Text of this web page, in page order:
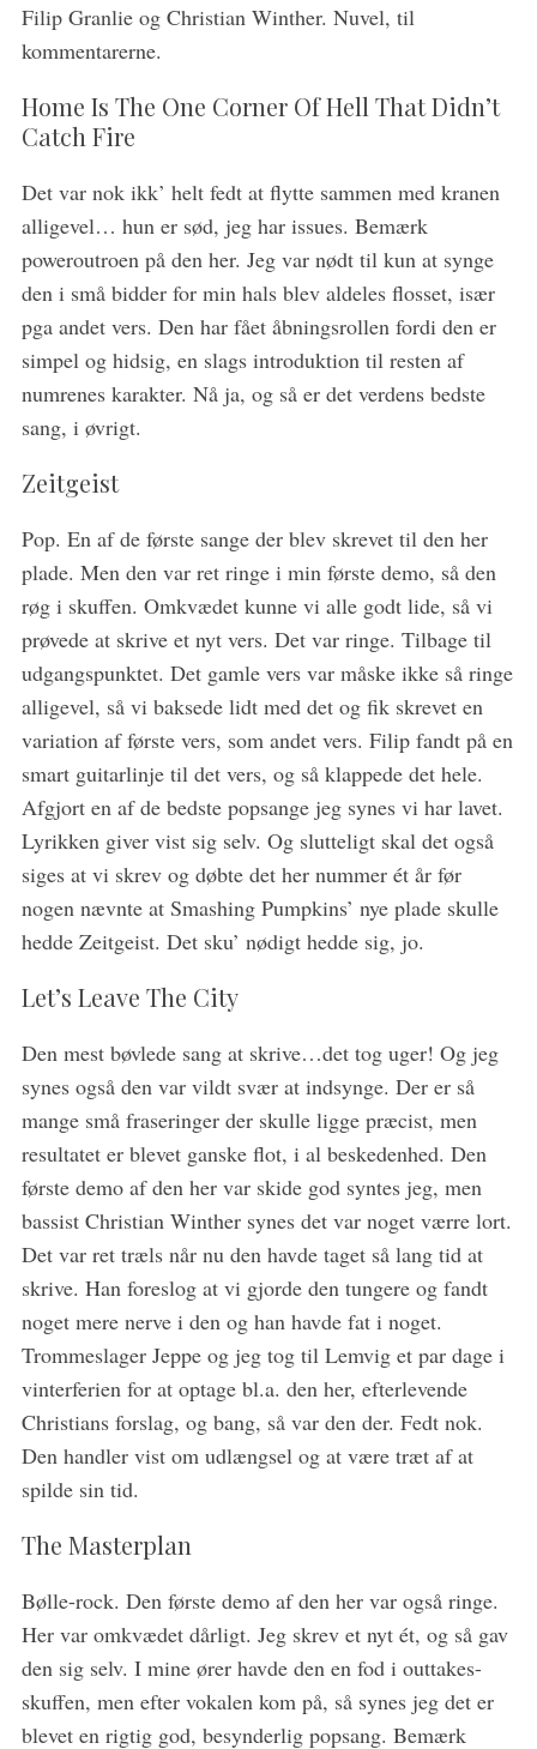
Filip Granlie og Christian Winther. Nuvel, til
kommentarerne.
Home Is The One Corner Of Hell That Didn’t
Catch Fire
Det var nok ikk’ helt fedt at flytte sammen med kranen
alligevel… hun er sød, jeg har issues. Bemærk
poweroutroen på den her. Jeg var nødt til kun at synge
den i små bidder for min hals blev aldeles flosset, især
pga andet vers. Den har fået åbningsrollen fordi den er
simpel og hidsig, en slags introduktion til resten af
numrenes karakter. Nå ja, og så er det verdens bedste
sang, i øvrigt.
Zeitgeist
Pop. En af de første sange der blev skrevet til den her
plade. Men den var ret ringe i min første demo, så den
røg i skuffen. Omkvædet kunne vi alle godt lide, så vi
prøvede at skrive et nyt vers. Det var ringe. Tilbage til
udgangspunktet. Det gamle vers var måske ikke så ringe
alligevel, så vi baksede lidt med det og fik skrevet en
variation af første vers, som andet vers. Filip fandt på en
smart guitarlinje til det vers, og så klappede det hele.
Afgjort en af de bedste popsange jeg synes vi har lavet.
Lyrikken giver vist sig selv. Og slutteligt skal det også
siges at vi skrev og døbte det her nummer ét år før
nogen nævnte at Smashing Pumpkins’ nye plade skulle
hedde Zeitgeist. Det sku’ nødigt hedde sig, jo.
Let’s Leave The City
Den mest bøvlede sang at skrive…det tog uger! Og jeg
synes også den var vildt svær at indsynge. Der er så
mange små fraseringer der skulle ligge præcist, men
resultatet er blevet ganske flot, i al beskedenhed. Den
første demo af den her var skide god syntes jeg, men
bassist Christian Winther synes det var noget værre lort.
Det var ret træls når nu den havde taget så lang tid at
skrive. Han foreslog at vi gjorde den tungere og fandt
noget mere nerve i den og han havde fat i noget.
Trommeslager Jeppe og jeg tog til Lemvig et par dage i
vinterferien for at optage bl.a. den her, efterlevende
Christians forslag, og bang, så var den der. Fedt nok.
Den handler vist om udlængsel og at være træt af at
spilde sin tid.
The Masterplan
Bølle-rock. Den første demo af den her var også ringe.
Her var omkvædet dårligt. Jeg skrev et nyt ét, og så gav
den sig selv. I mine ører havde den en fod i outtakes-
skuffen, men efter vokalen kom på, så synes jeg det er
blevet en rigtig god, besynderlig popsang. Bemærk
S
r
h
o